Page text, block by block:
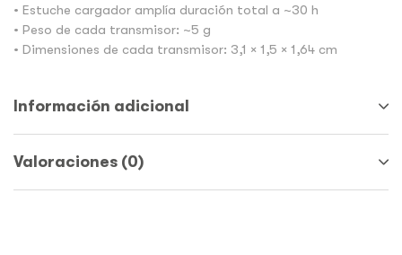
• Estuche cargador amplía duración total a ~30 h
• Peso de cada transmisor: ~5 g
• Dimensiones de cada transmisor: 3,1 × 1,5 × 1,64 cm
Información adicional
Valoraciones (0)